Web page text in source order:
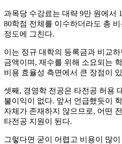
과목당 수강료는 대략 9만 원에서
80학점 전체를 이수하더라도 총
정도에 그친다.
이는 정규 대학의 등록금과 비교
금액이며, 재수를 위해 소요되는
비용 효율성 측면에서 큰 장점이
셋째, 경영학 전공은 타전공 허용
불이익이 없다. 앞서 언급했듯이
자체가 존재하지 않으므로, 어떤
타전공 지원이 된다.
그렇다면 굳이 어렵고 비용이 많